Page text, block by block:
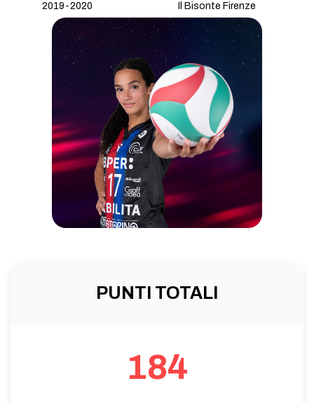
2019-2020 Il Bisonte Firenze
PUNTI TOTALI
184